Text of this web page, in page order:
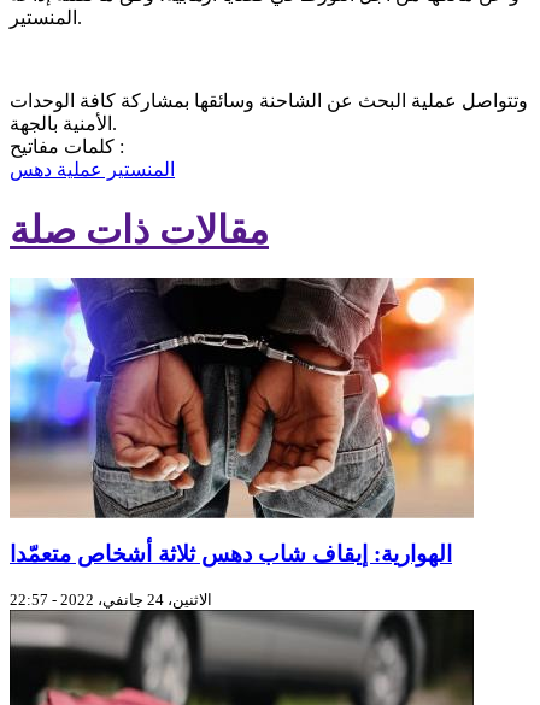
المنستير.
وتتواصل عملية البحث عن الشاحنة وسائقها بمشاركة كافة الوحدات
الأمنية بالجهة.
كلمات مفاتيح :
المنستير
عملية دهس
مقالات ذات صلة
الهوارية: إيقاف شاب دهس ثلاثة أشخاص متعمّدا
الاثنين، 24 جانفي، 2022 - 22:57